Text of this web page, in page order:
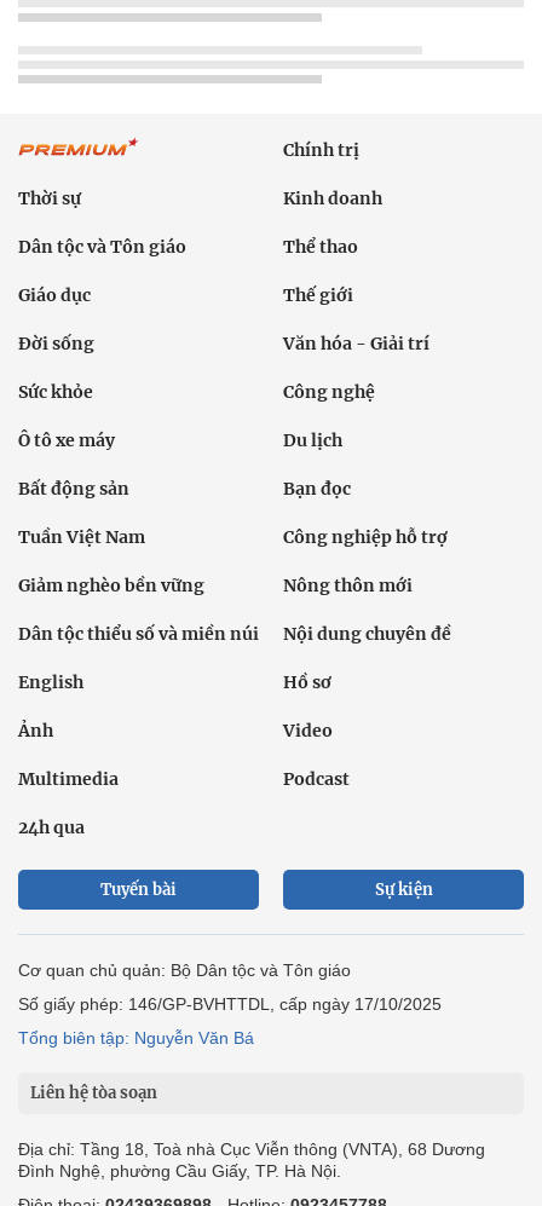
Chính trị
Thời sự Kinh doanh
Dân tộc và Tôn giáo Thể thao
Giáo dục Thế giới
Đời sống Văn hóa - Giải trí
Sức khỏe Công nghệ
Ô tô xe máy Du lịch
Bất động sản Bạn đọc
Tuần Việt Nam Công nghiệp hỗ trợ
Giảm nghèo bền vững Nông thôn mới
Dân tộc thiểu số và miền núi Nội dung chuyên đề
English Hồ sơ
Ảnh Video
Multimedia Podcast
24h qua
Tuyến bài Sự kiện
Cơ quan chủ quản: Bộ Dân tộc và Tôn giáo
Số giấy phép: 146/GP-BVHTTDL, cấp ngày 17/10/2025
Tổng biên tập: Nguyễn Văn Bá
Liên hệ tòa soạn
Địa chỉ: Tầng 18, Toà nhà Cục Viễn thông (VNTA), 68 Dương
Đình Nghệ, phường Cầu Giấy, TP. Hà Nội.